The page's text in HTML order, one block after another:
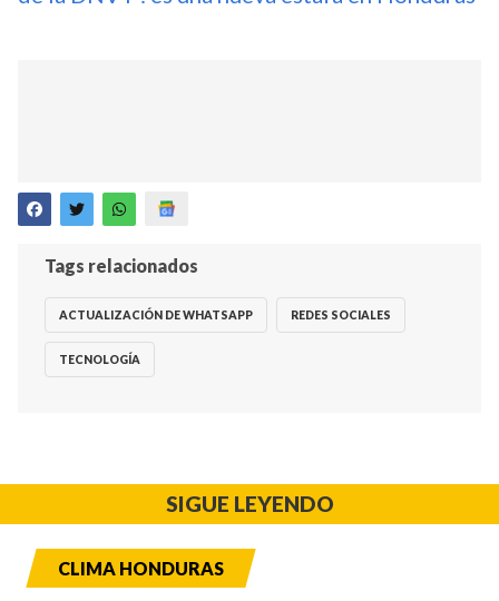
Tags relacionados
ACTUALIZACIÓN DE WHATSAPP REDES SOCIALES
TECNOLOGÍA
SIGUE LEYENDO
CLIMA HONDURAS